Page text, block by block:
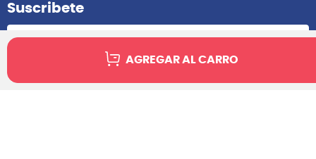
AGREGAR AL CARRO
Suscribete